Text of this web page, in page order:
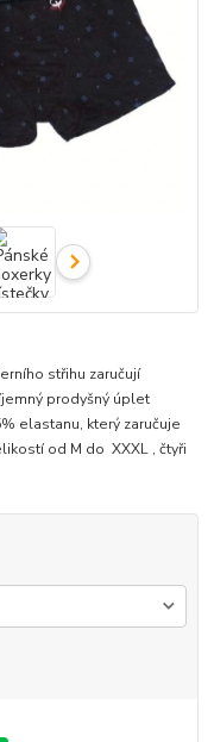
střihu zaručují
prodyšný úplet
elastanu, který zaručuje
od M do XXXL , čtyři